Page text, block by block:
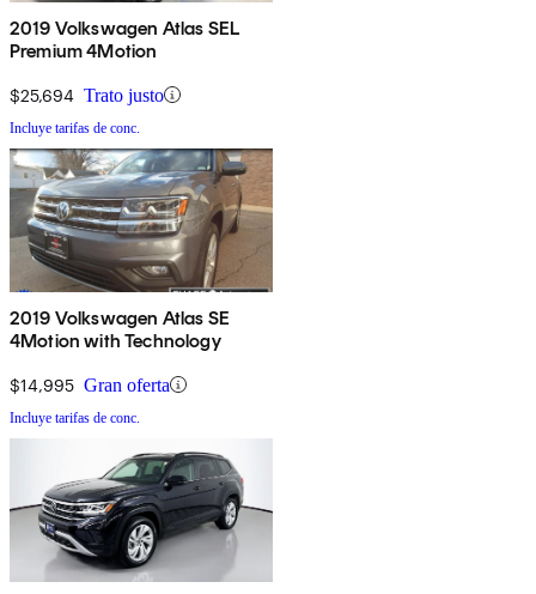
2019 Volkswagen Atlas SEL
Premium 4Motion
$25,694 Trato justo
Incluye tarifas de conc.
2019 Volkswagen Atlas SE
4Motion with Technology
$14,995 Gran oferta
Incluye tarifas de conc.